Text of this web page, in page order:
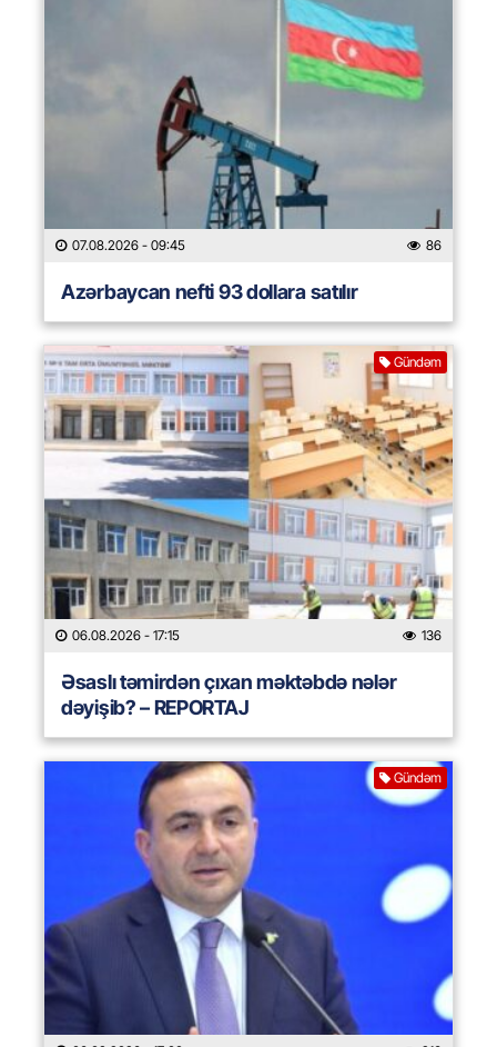
07.08.2026 - 09:45 86
Azərbaycan nefti 93 dollara satılır
Gündəm
06.08.2026 - 17:15 136
Əsaslı təmirdən çıxan məktəbdə nələr
dəyişib? – REPORTAJ
Gündəm